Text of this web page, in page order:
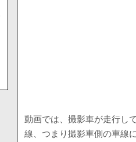
動画では、撮影車が走行し
線、つまり撮影車側の車線